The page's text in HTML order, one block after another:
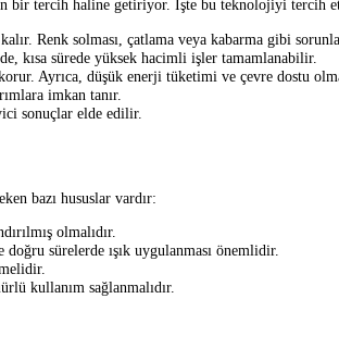
bir tercih haline getiriyor. İşte bu teknolojiyi tercih
Renk solması, çatlama veya kabarma gibi
kısa sürede yüksek hacimli işler tamamlanabilir.
Ayrıca, düşük enerji tüketimi ve çevre dostu
imkan tanır.
sonuçlar elde edilir.
bazı hususlar vardır:
olmalıdır.
sürelerde ışık uygulanması önemlidir.
kullanım sağlanmalıdır.